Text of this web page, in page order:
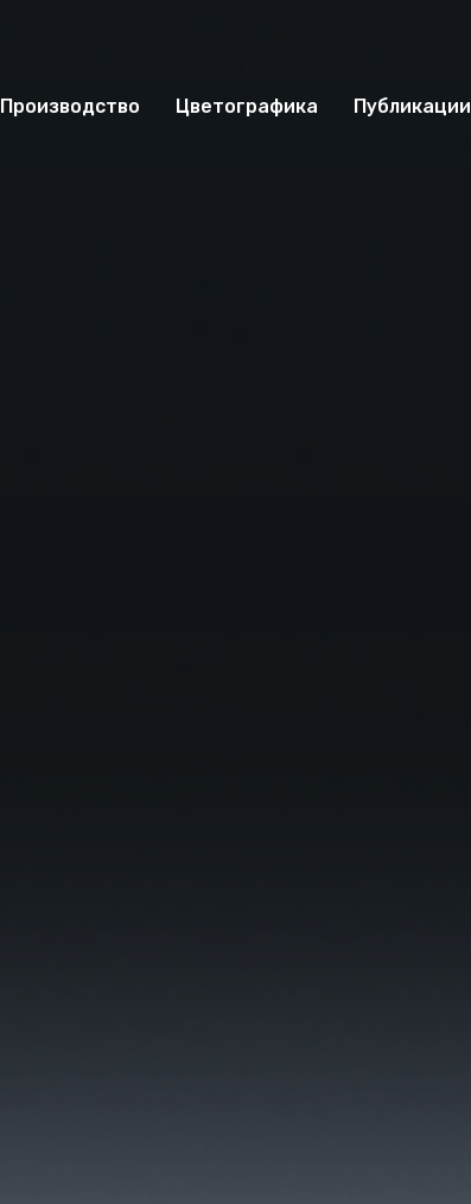
Производство Цветографика Публикации